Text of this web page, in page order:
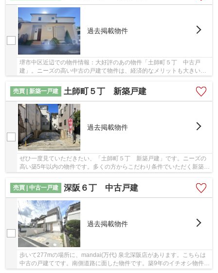
過去掲載物件
堺市中区近辺での物件情報：大好評のあの物件「土師町５丁 中古戸
建」。ニーズの高い中古の戸建て物件は、経済的なメリットも大きいで
売買 | 新築一戸建
土師町５丁 新築戸建
過去掲載物件
ぜひ一度見ていただきたい、「土師町５丁 新築戸建」です。ニーズの
高い築5年以内の物件です。多くの方からこだわり条件でいただく新築戸
売買 | 中古一戸建
深阪６丁 中古戸建
過去掲載物件
歩いて277mの場所に、mandai(万代) 泉北深阪店があります。こちらは
中古の戸建てです。南側道路に面した物件です。築9年のイチオシ物件は